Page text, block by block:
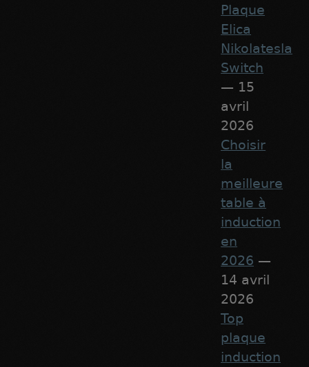
Plaque
Elica
Nikolatesla
Switch
— 15
avril
2026
Choisir
la
meilleure
table à
induction
en
2026 —
14 avril
2026
Top
plaque
induction